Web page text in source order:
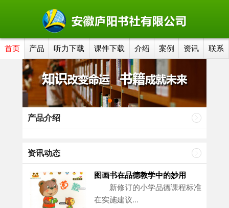
首页 产品 听力下载 课件下载 介绍 案例 资讯 联系
产品介绍
资讯动态
图画书在品德教学中的妙用
新修订的小学品德课程标准
在实施建议...